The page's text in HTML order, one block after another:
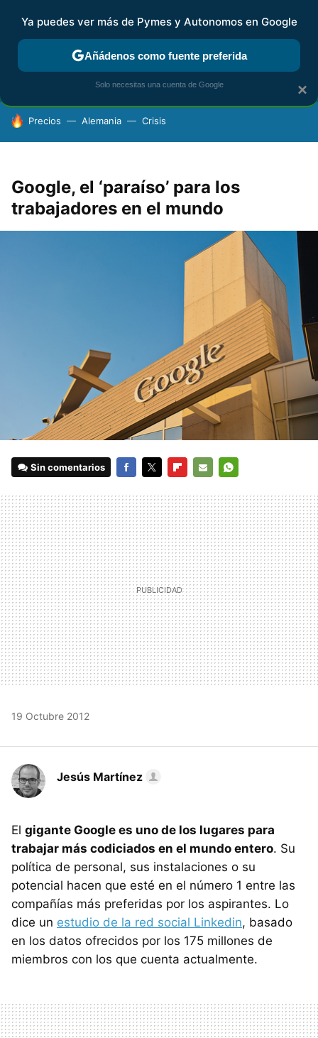
FISCALIDAD Y CONTABILIDAD KIT DIGITAL RENTA
HOY SE HABLA DE
Precios Alemania Crisis
Google, el ‘paraíso’ para los
trabajadores en el mundo
Sin comentarios
MAIL
19 Octubre 2012
Jesús Martínez
El gigante Google es uno de los lugares para
trabajar más codiciados en el mundo entero. Su
política de personal, sus instalaciones o su
potencial hacen que esté en el número 1 entre las
compañías más preferidas por los aspirantes. Lo
dice un estudio de la red social Linkedin, basado
en los datos ofrecidos por los 175 millones de
miembros con los que cuenta actualmente.
×
Ya puedes ver más de Pymes y Autonomos en Google
Añádenos como fuente preferida
Solo necesitas una cuenta de Google